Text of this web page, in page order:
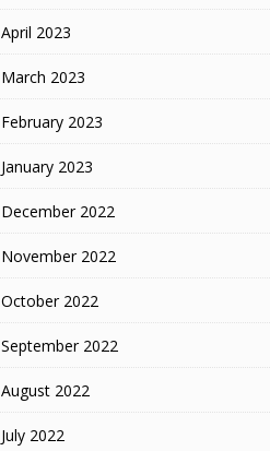
April 2023
March 2023
February 2023
January 2023
December 2022
November 2022
October 2022
September 2022
August 2022
July 2022